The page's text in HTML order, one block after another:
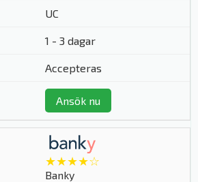
UC
1 - 3 dagar
Accepteras
Ansök nu
★★★★☆
Banky